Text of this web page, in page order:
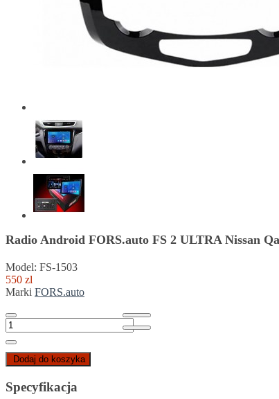
Radio Android FORS.auto FS 2 ULTRA Nissan
Model: FS-1503
550 zl
Marki FORS.auto
Dodaj do koszyka
Specyfikacja